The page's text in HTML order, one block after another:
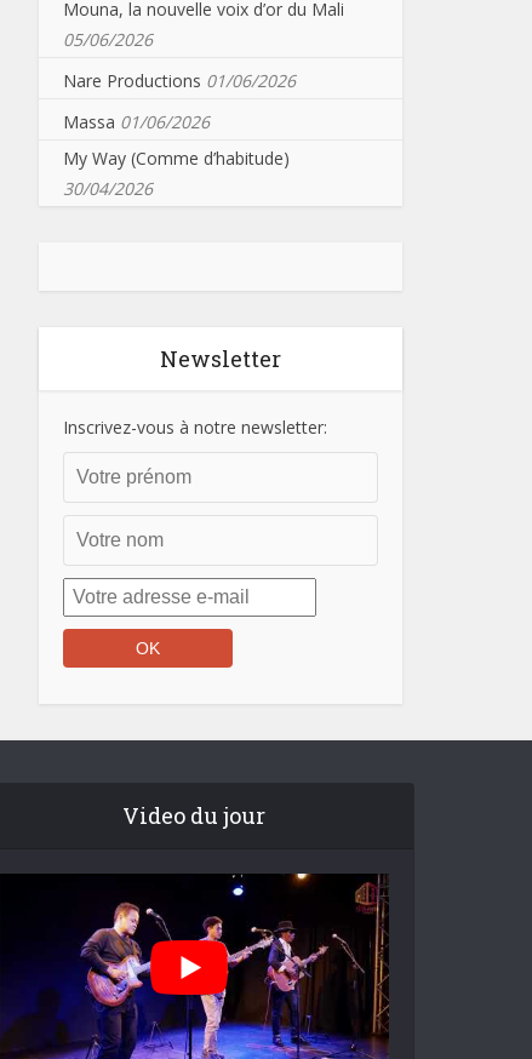
Mouna, la nouvelle voix d’or du Mali
05/06/2026
Nare Productions 01/06/2026
Massa 01/06/2026
My Way (Comme d’habitude)
30/04/2026
Newsletter
Inscrivez-vous à notre newsletter:
Video du jour